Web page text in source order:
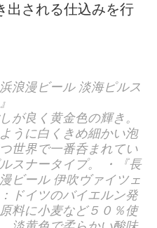
出される仕込みを行
浜浪漫ビール 淡海ピルス
が良く黄金色の輝き。
うに白くきめ細かい泡
世界で一番呑まれてい
スナータイプ。 ・『長
ビール 伊吹ヴァイツェ
ドイツのバイエルン発
料に小麦など５０％使